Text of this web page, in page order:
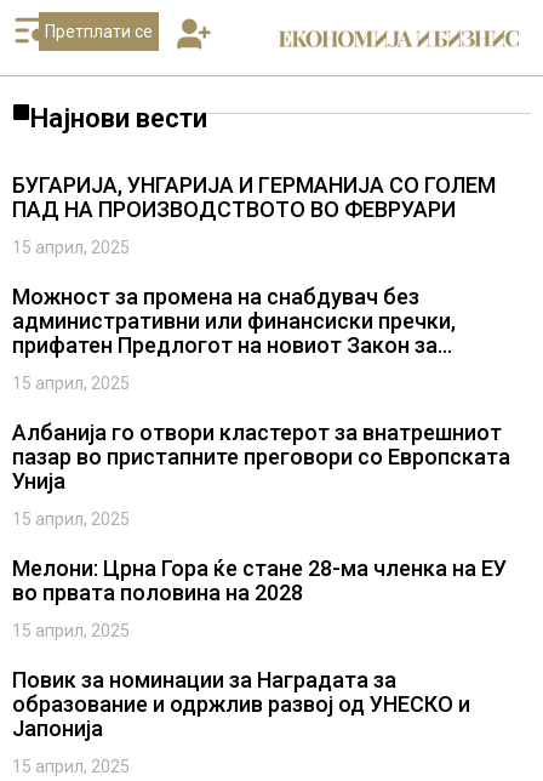
Претплати се
Најнови вести
БУГАРИЈА, УНГАРИЈА И ГЕРМАНИЈА СО ГОЛЕМ
ПАД НА ПРОИЗВОДСТВОТО ВО ФЕВРУАРИ
15 април, 2025
Можност за промена на снабдувач без
административни или финансиски пречки,
прифатен Предлогот на новиот Закон за
15 април, 2025
Албанија го отвори кластерот за внатрешниот
пазар во пристапните преговори со Европската
Унија
15 април, 2025
Мелони: Црна Гора ќе стане 28-ма членка на ЕУ
во првата половина на 2028
15 април, 2025
Повик за номинации за Наградата за
образование и одржлив развој од УНЕСКО и
Јапонија
15 април, 2025